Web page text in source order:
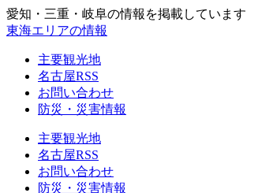
愛知・三重・岐阜の情報を掲載しています
東海エリアの情報
主要観光地
名古屋RSS
お問い合わせ
防災・災害情報
主要観光地
名古屋RSS
お問い合わせ
防災・災害情報